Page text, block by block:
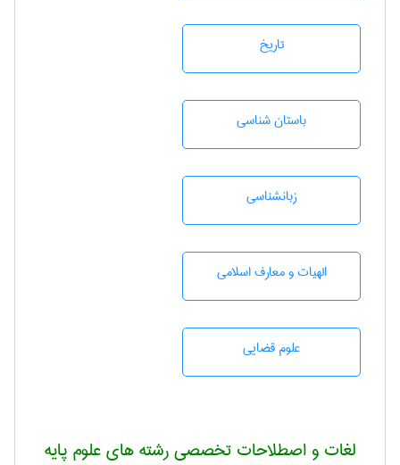
تاريخ
باستان شناسی
زبانشناسی
الهیات و معارف اسلامی
علوم قضایی
لغات و اصطلاحات تخصصی رشته های علوم پایه